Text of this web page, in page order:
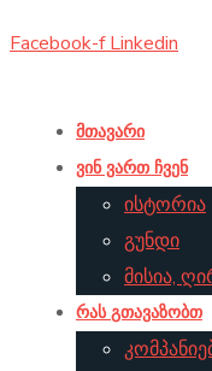
Facebook-f Linkedin
მთავარი
ვინ ვართ ჩვენ
ისტორია
გუნდი
მისია,
რას გთავაზობთ